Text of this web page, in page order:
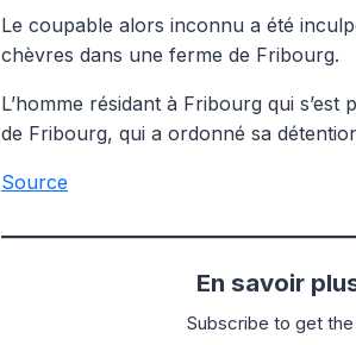
Le coupable alors inconnu a été
chèvres dans une ferme de Fribourg.
L’homme résidant à Fribourg qui
de Fribourg, qui a ordonné sa
Source
En savoir
Subscribe to get